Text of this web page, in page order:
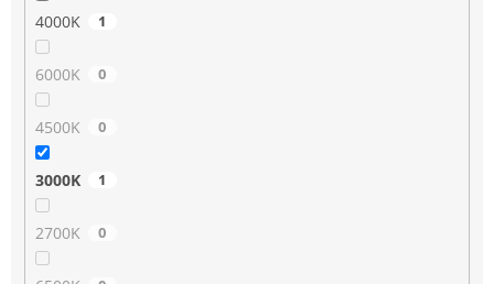
4000K 1
6000K 0
4500K 0
3000K 1
2700K 0